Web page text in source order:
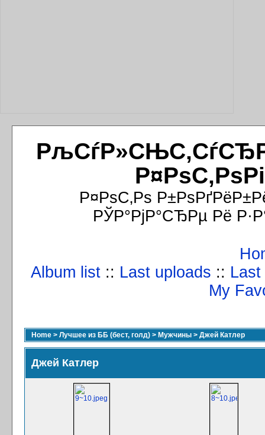
Р¤РѕС‚Рѕ
РЎР°РјР°СЂРµ Рё
Album list :: Last uploads ::
My
Home > Лучшее из ББ (бест, голд) > Мужчины > Джей Катлер
Джей Катлер